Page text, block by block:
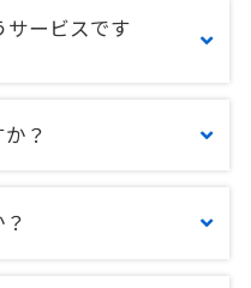
サービスです
？